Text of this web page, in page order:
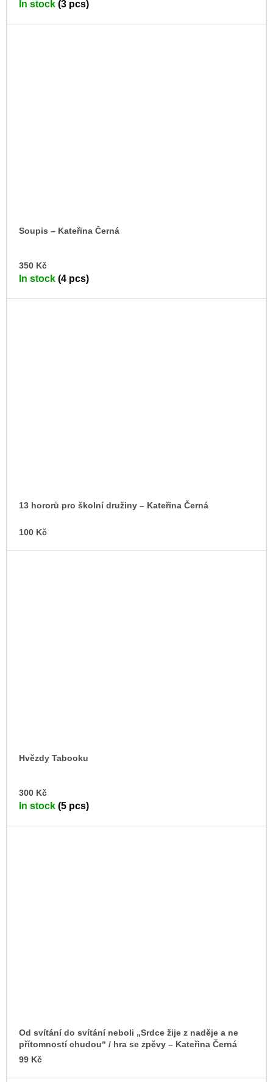
In stock (3 pcs)
Soupis – Kateřina Černá
350 Kč
In stock (4 pcs)
13 hororů pro školní družiny – Kateřina Černá
100 Kč
Hvězdy Tabooku
300 Kč
In stock (5 pcs)
Od svítání do svítání neboli „Srdce žije z naděje a ne
přítomností chudou“ / hra se zpěvy – Kateřina Černá
99 Kč